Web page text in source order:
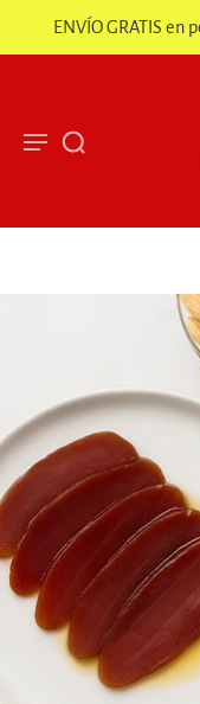
ENVÍO GRATIS en